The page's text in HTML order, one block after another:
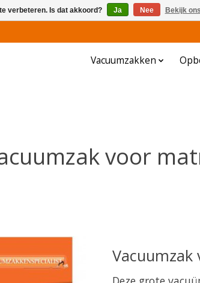
Vacuumzakken
voor
Vacuumzak
verbeteren. Is dat akkoord? Ja Nee Bekijk